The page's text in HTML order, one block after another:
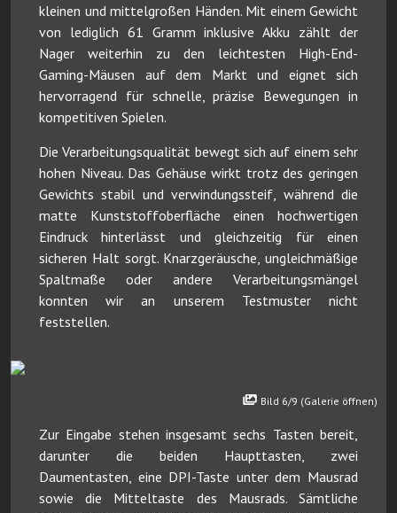
kleinen und mittelgroßen Händen. Mit einem Gewicht
von lediglich 61 Gramm inklusive Akku zählt der
Nager weiterhin zu den leichtesten High-End-
Gaming-Mäusen auf dem Markt und eignet sich
hervorragend für schnelle, präzise Bewegungen in
kompetitiven Spielen.
Die Verarbeitungsqualität bewegt sich auf einem sehr
hohen Niveau. Das Gehäuse wirkt trotz des geringen
Gewichts stabil und verwindungssteif, während die
matte Kunststoffoberfläche einen hochwertigen
Eindruck hinterlässt und gleichzeitig für einen
sicheren Halt sorgt. Knarzgeräusche, ungleichmäßige
Spaltmaße oder andere Verarbeitungsmängel
konnten wir an unserem Testmuster nicht
feststellen.
Bild 6/9 (Galerie öffnen)
Zur Eingabe stehen insgesamt sechs Tasten bereit,
darunter die beiden Haupttasten, zwei
Daumentasten, eine DPI-Taste unter dem Mausrad
sowie die Mitteltaste des Mausrads. Sämtliche